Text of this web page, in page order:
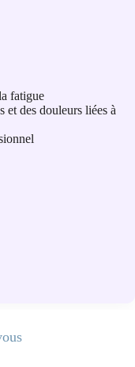
fatigue
et des douleurs liées à